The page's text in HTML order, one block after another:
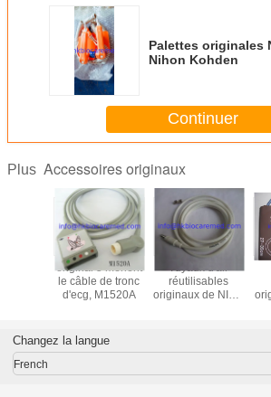
Palettes originales
Nihon Kohden
Continuer
Plus Accessoires originaux
original 5 mènent
le câble de tronc
d'ecg, M1520A
Tuyaux d'air
réutilisables
originaux de NIBP,
Changez la langue
French